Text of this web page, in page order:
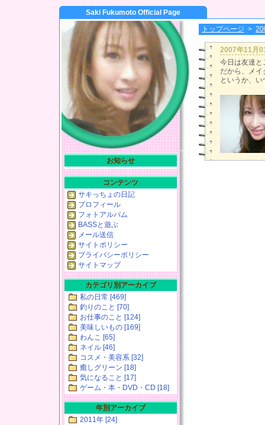
Saki Fukumoto Official Page
トップページ >
2007年11月
今日は友達
だから、メ
というか、
お知らせ
コンテンツ
サキっちょの日記
プロフィール
フォトアルバム
BASSと遊ぶ
メール送信
サイトポリシー
プライバシーポリシー
サイトマップ
カテゴリ別アーカイブ
私の日常 [469]
釣りのこと [70]
お仕事のこと [124]
美味しいもの [169]
わんこ [65]
ネイル [46]
コスメ・美容系 [32]
癒しグリーン [18]
気になること [17]
ゲーム・本・DVD・CD [18]
年別アーカイブ
2011年 [24]